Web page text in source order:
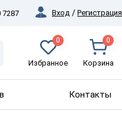
7287 Вход / Регистрация
0
Избранное
0
Корзина
Контакты